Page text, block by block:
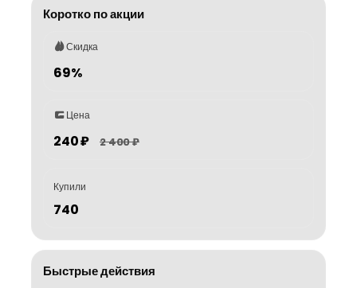
Коротко по акции
Скидка
69%
Цена
240 ₽ 2 400 ₽
Купили
740
Быстрые действия